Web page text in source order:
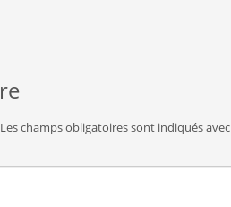
Les champs obligatoires sont indiqués avec